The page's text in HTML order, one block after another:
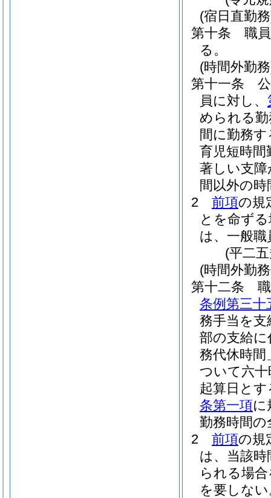
(宿日直勤
第十条
職
る。
(時間外勤
第十一条
員に対し、
められる
間に勤務
育児短時
著しい支
間以外の
2
前項の規
とを命ず
は、一般
(平二
(時間外勤
第十二条
条例第三十
務手当を
部の支給
務代休時
ついて六
起算日と
条第一項に
勤務時間
2
前項の規
は、当該
られる場
を要しな